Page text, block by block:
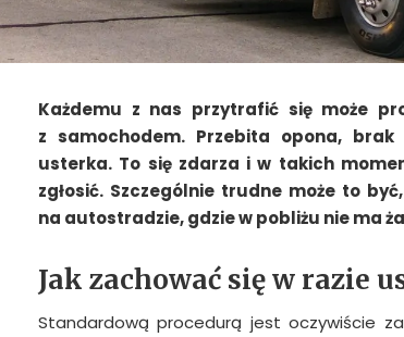
Każdemu z nas przytrafić się może
z samochodem. Przebita opona,
usterka. To się zdarza i w takich
zgłosić. Szczególnie trudne może to
na autostradzie, gdzie w pobliżu nie ma
Jak zachować się w razie
Standardową procedurą jest oczywiście